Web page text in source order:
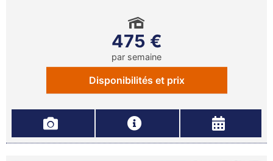
475 €
par semaine
Disponibilités et prix